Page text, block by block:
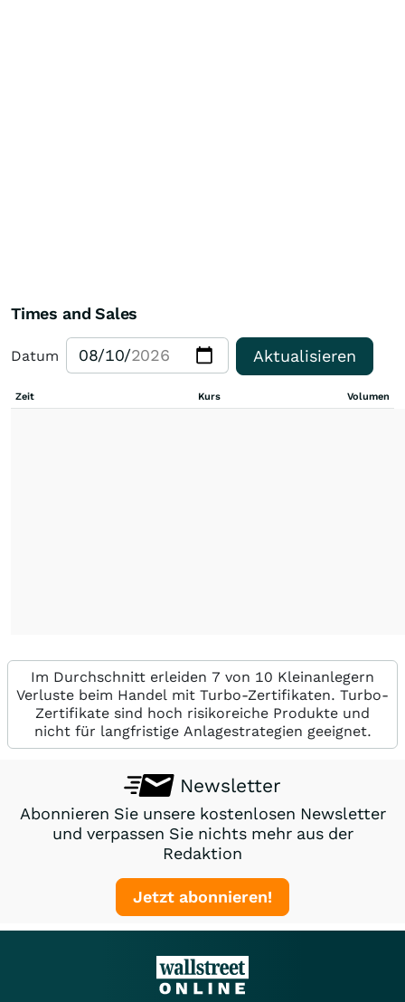
Times and Sales
Datum Aktualisieren
Zeit Kurs Volumen
Im Durchschnitt erleiden 7 von 10 Kleinanlegern
Verluste beim Handel mit Turbo-Zertifikaten. Turbo-
Zertifikate sind hoch risikoreiche Produkte und
nicht für langfristige Anlagestrategien geeignet.
Newsletter
Abonnieren Sie unsere kostenlosen Newsletter
und verpassen Sie nichts mehr aus der
Redaktion
Jetzt abonnieren!